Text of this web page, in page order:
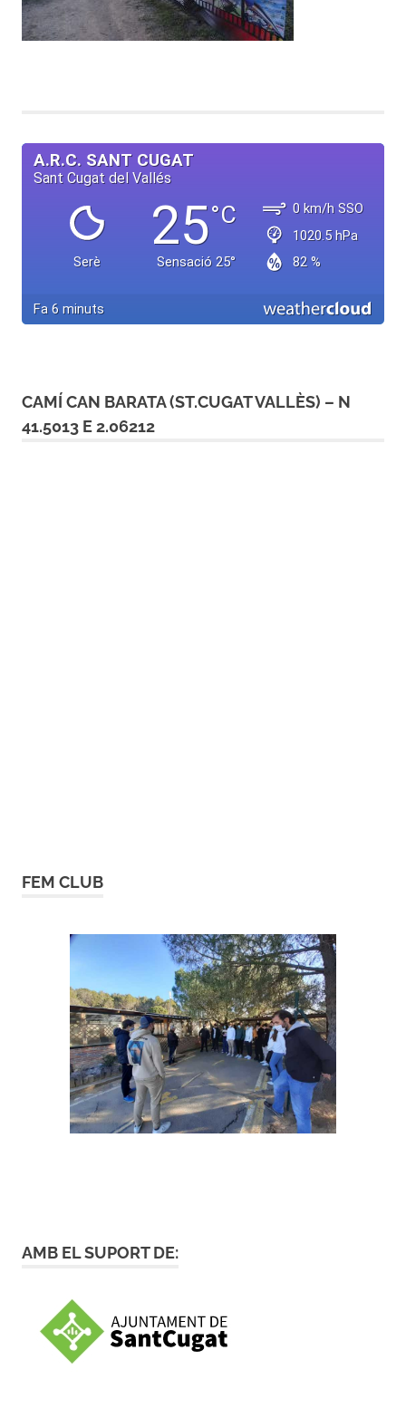
CAMÍ CAN BARATA (ST.CUGAT VALLÈS) – N
41.5013 E 2.06212
FEM CLUB
AMB EL SUPORT DE: